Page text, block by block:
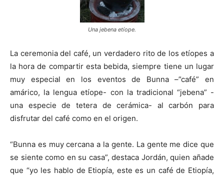
Una jebena etíope.
La ceremonia del café, un verdadero rito de los etíopes a
la hora de compartir esta bebida, siempre tiene un lugar
muy especial en los eventos de Bunna –”café” en
amárico, la lengua etíope- con la tradicional “jebena” -
una especie de tetera de cerámica- al carbón para
disfrutar del café como en el origen.
“Bunna es muy cercana a la gente. La gente me dice que
se siente como en su casa”, destaca Jordán, quien añade
que “yo les hablo de Etiopía, este es un café de Etiopía,